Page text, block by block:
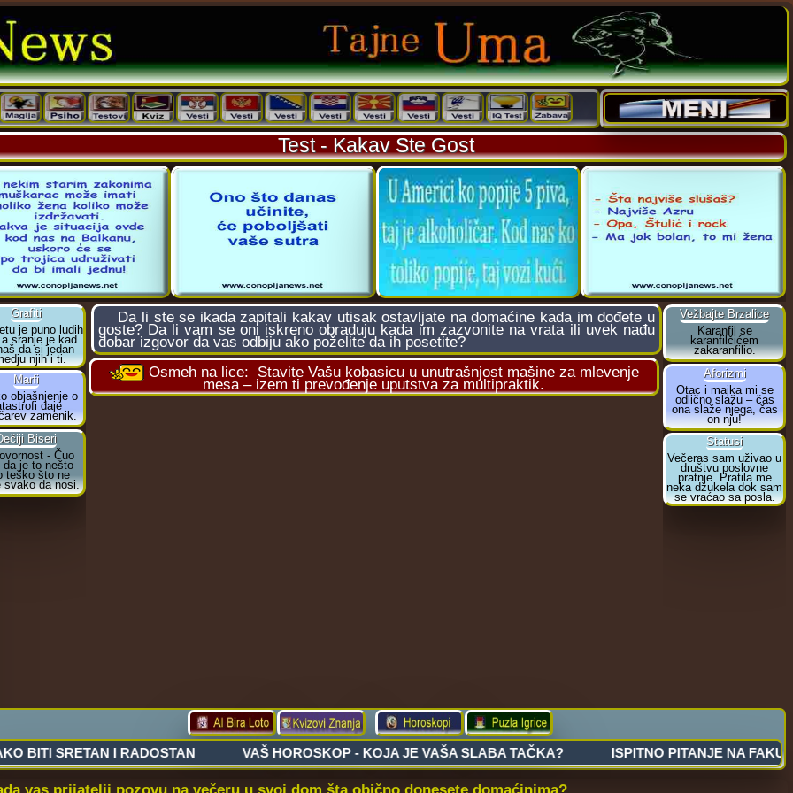
Test - Kakav Ste Gost
Da li ste se ikada zapitali kakav utisak ostavljate na domaćine kada im dođete u
goste? Da li vam se oni iskreno obraduju kada im zazvonite na vrata ili uvek nađu
dobar izgovor da vas odbiju ako poželite da ih posetite?
Osmeh na lice: Stavite Vašu kobasicu u unutrašnjost mašine za mlevenje
mesa – izem ti prevođenje uputstva za multipraktik.